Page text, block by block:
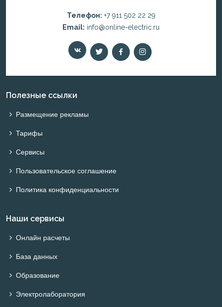
Телефон: +7 911 502 22 29
Email: info@online-electric.ru
Полезные ссылки
Размещение рекламы
Тарифы
Сервисы
Пользовательское соглашение
Политика конфиденциальности
Наши сервисы
Онлайн расчеты
База данных
Образование
Электролаборатория